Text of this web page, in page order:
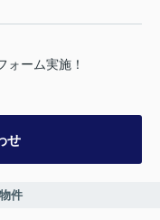
ォーム実施！
せ
件